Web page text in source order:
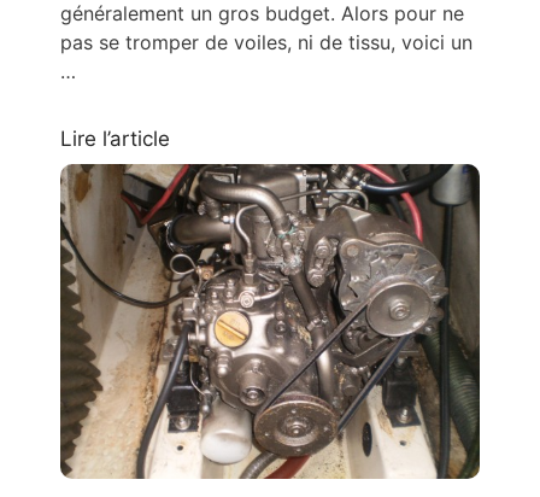
généralement un gros budget. Alors pour ne
pas se tromper de voiles, ni de tissu, voici un
…
Lire l’article